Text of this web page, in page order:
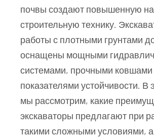
почвы создают повышенную
строительную технику.
работы с плотными грунтами
оснащены мощными
системами, прочными
показателями устойчивости. В
мы рассмотрим, какие
экскаваторы предлагают при
такими сложными условиями, а